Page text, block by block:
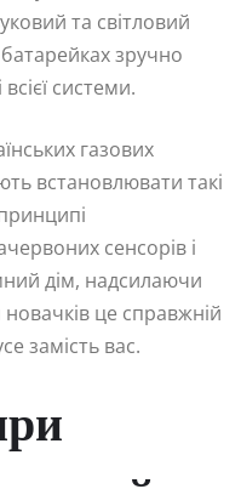
та світловий
зручно
системи.
газових
встановлювати такі
сенсорів і
дім, надсилаючи
це справжній
замість вас.